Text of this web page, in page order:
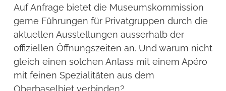
Auf Anfrage bietet die Museumskommission
gerne Führungen für Privatgruppen durch die
aktuellen Ausstellungen ausserhalb der
offiziellen Öffnungszeiten an. Und warum nicht
gleich einen solchen Anlass mit einem Apéro
mit feinen Spezialitäten aus dem